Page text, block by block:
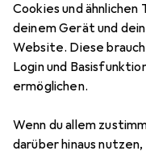
Cookies und
deinem Gerät und
Website. Diese
Login und
ermöglichen.
Wenn du allem
darüber hinaus
TatonkaStand